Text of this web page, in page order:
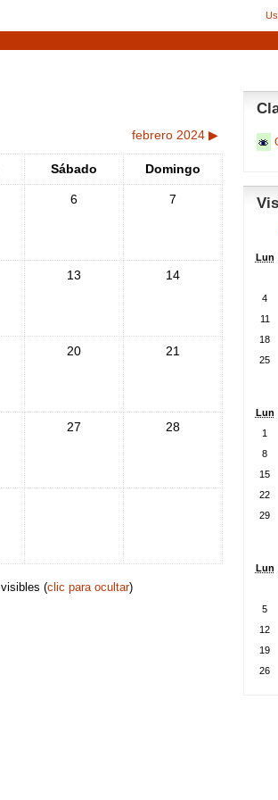
febrero 2024 ▶
Sábado Domingo
6 7
13 14
20 21
27 28
visibles (clic para ocultar)
Lun
4
11
18
25
Lun
1
8
15
22
29
Lun
5
12
19
26